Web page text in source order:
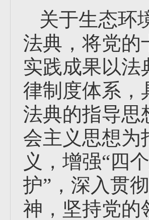
关于生态环
法典，将党的
实践成果以法
律制度体系，
法典的指导思
会主义思想为
义，增强“四
护”，深入贯
神，坚持党的